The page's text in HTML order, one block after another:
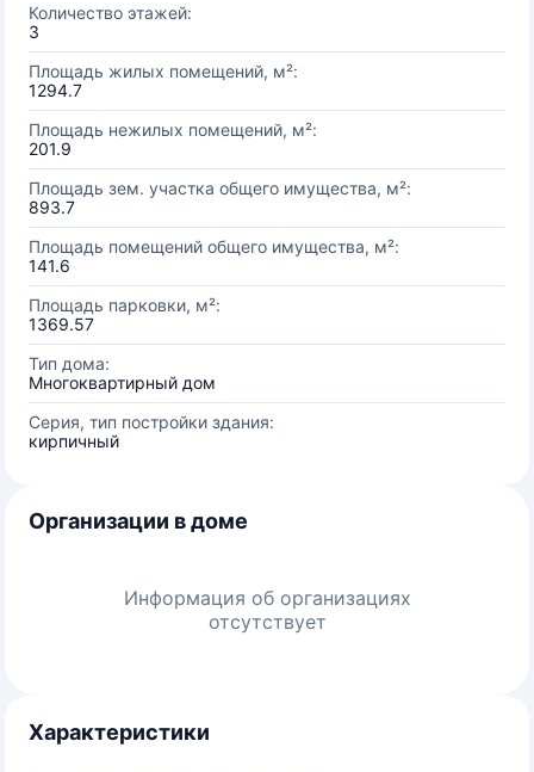
Количество этажей:
3
Площадь жилых помещений, м²:
1294.7
Площадь нежилых помещений, м²:
201.9
Площадь зем. участка общего имущества, м²:
893.7
Площадь помещений общего имущества, м²:
141.6
Площадь парковки, м²:
1369.57
Тип дома:
Многоквартирный дом
Серия, тип постройки здания:
кирпичный
Организации в доме
Информация об организациях
отсутствует
Характеристики